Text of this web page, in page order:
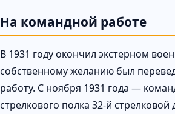
На командной работе
В 1931 году окончил экстерном
собственному желанию был
работу. С ноября 1931 года —
стрелкового полка 32-й